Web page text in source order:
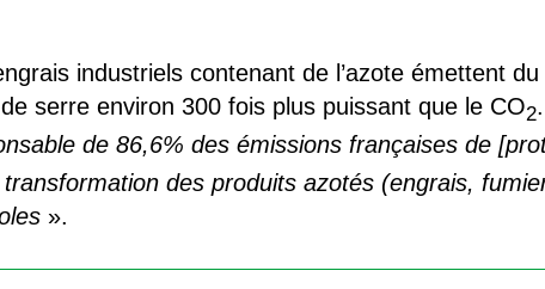
industriels contenant de l’azote émettent
serre environ 300 fois plus puissant que le CO2
de 86,6% des émissions françaises de
des produits azotés (engrais,
».